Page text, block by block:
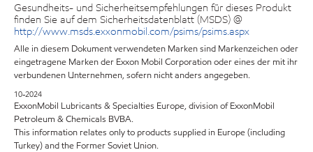
Gesundheits- und Sicherheitsempfehlungen für dieses Produkt
finden Sie auf dem Sicherheitsdatenblatt (MSDS) @
http://www.msds.exxonmobil.com/psims/psims.aspx
Alle in diesem Dokument verwendeten Marken sind Markenzeichen oder
eingetragene Marken der Exxon Mobil Corporation oder eines der mit ihr
verbundenen Unternehmen, sofern nicht anders angegeben.
10-2024
ExxonMobil Lubricants & Specialties Europe, division of ExxonMobil
Petroleum & Chemicals BVBA.
This information relates only to products supplied in Europe (including
Turkey) and the Former Soviet Union.